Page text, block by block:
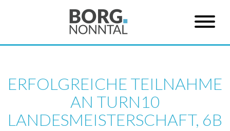
ERFOLGREICHE TEILNAHME
AN TURN10
LANDESMEISTERSCHAFT, 6B